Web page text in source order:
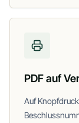
PDF auf
Auf